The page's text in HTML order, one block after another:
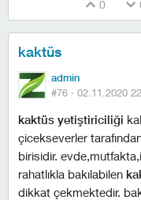
0
kaktüs
admin
#76 · 02.11.2020
kaktüs yetiştiriciliği
çicekseverler
birisidir.
rahatlıkla bakılabilen
dikkat çekmektedir.